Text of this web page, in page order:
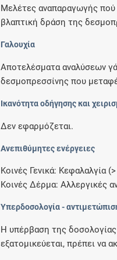
Μελέτες αναπαραγωγής πού
βλαπτική δράση της
Γαλουχία
Αποτελέσματα αναλύσεων
δεσμοπρεσσίνης που
Ικανότητα οδήγησης και
Δεν εφαρμόζεται.
Ανεπιθύμητες ενέργειες
Κοινές Γενικά: Κεφαλαλγία
Κοινές Δέρμα: Αλλεργικές
Υπερδοσολογία -
Η υπέρβαση της δοσολογίας
εξατομικεύεται, πρέπει να